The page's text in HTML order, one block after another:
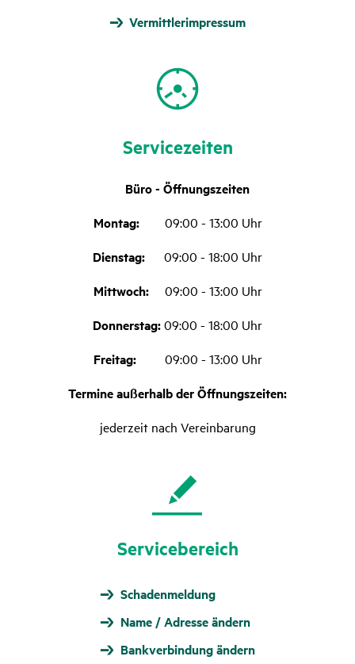
Vermittlerimpressum
Service­zeiten
Büro - Öffnungszeiten
Montag:09:00 - 13:00 Uhr
Dienstag: 09:00 - 18:00 Uhr
Mittwoch: 09:00 - 13:00 Uhr
Donnerstag:09:00 - 18:00 Uhr
Freitag:09:00 - 13:00 Uhr
Termine außerhalb der Öffnungszeiten:
jederzeit nach Vereinbarung
Service­be­reich
Schaden­meldung
Name / Adresse ändern
Bankverbindung ändern